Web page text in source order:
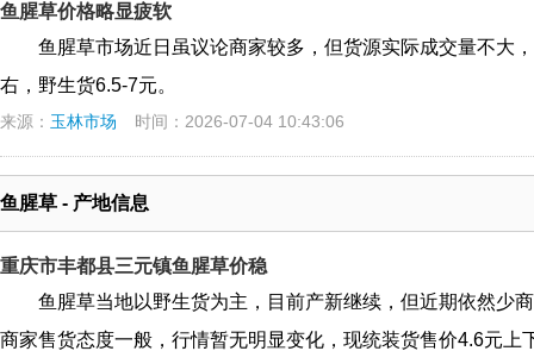
鱼腥草价格略显疲软
鱼腥草市场近日虽议论商家较多，但货源实际成交量不大
右，野生货6.5-7元。
来源： 玉林市场 时间：2026-07-04 10:43:06
鱼腥草 - 产地信息
重庆市丰都县三元镇鱼腥草价稳
鱼腥草当地以野生货为主，目前产新继续，但近期依然少
商家售货态度一般，行情暂无明显变化，现统装货售价4.6元上